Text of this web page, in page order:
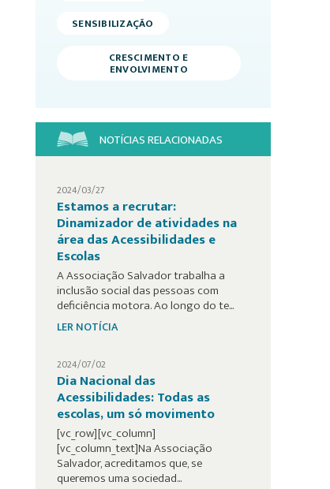
SENSIBILIZAÇÃO
CRESCIMENTO E
ENVOLVIMENTO
NOTÍCIAS RELACIONADAS
2024/03/27
Estamos a recrutar:
Dinamizador de atividades na
área das Acessibilidades e
Escolas
A Associação Salvador trabalha a
inclusão social das pessoas com
deficiência motora. Ao longo do te...
LER NOTÍCIA
2024/07/02
Dia Nacional das
Acessibilidades: Todas as
escolas, um só movimento
[vc_row][vc_column]
[vc_column_text]Na Associação
Salvador, acreditamos que, se
queremos uma sociedad...